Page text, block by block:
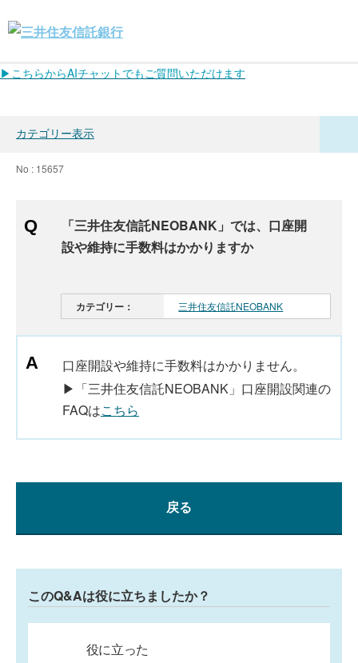
▶こちらからAIチャットでもご質問いただけます
カテゴリー表示
No : 15657
「三井住友信託NEOBANK」では、口座開
設や維持に手数料はかかりますか
カテゴリー： 三井住友信託NEOBANK
口座開設や維持に手数料はかかりません。
▶「三井住友信託NEOBANK」口座開設関連の
FAQはこちら
戻る
このQ&Aは役に立ちましたか？
役に立った